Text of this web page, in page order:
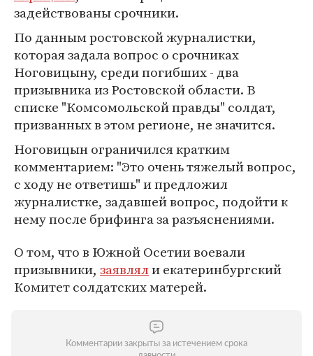
задействованы срочники.
По данным ростовской журналистки,
которая задала вопрос о срочниках
Ноговицыну, среди погибших - два
призывника из Ростовской области. В
списке "Комсомольской правды" солдат,
призванных в этом регионе, не значится.
Ноговицын ограничился кратким
комментарием: "Это очень тяжелый вопрос,
с ходу не ответишь" и предложил
журналистке, задавшей вопрос, подойти к
нему после брифинга за разъяснениями.
О том, что в Южной Осетии воевали
призывники, заявляли екатеринбургский
Комитет солдатских матерей.
Комментарии закрыты за истечением срока